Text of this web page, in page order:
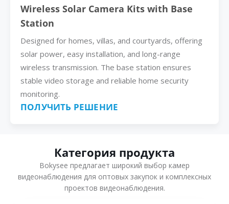
Wireless Solar Camera Kits with Base
Station
Designed for homes, villas, and courtyards, offering
solar power, easy installation, and long-range
wireless transmission. The base station ensures
stable video storage and reliable home security
monitoring.
ПОЛУЧИТЬ РЕШЕНИЕ
Категория продукта
Bokysee предлагает широкий выбор камер
видеонаблюдения для оптовых закупок и комплексных
проектов видеонаблюдения.